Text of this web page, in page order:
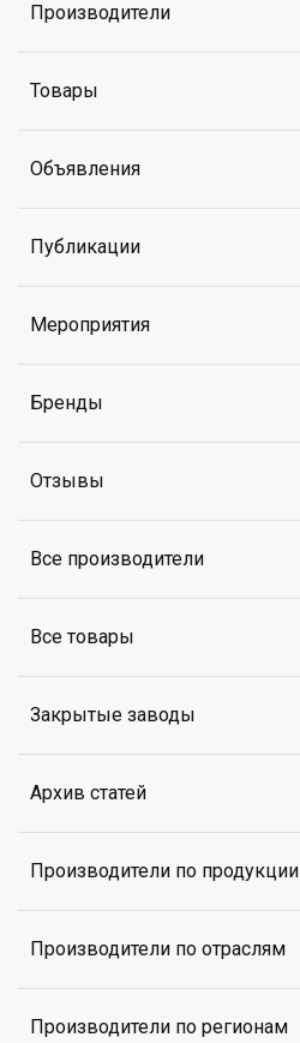
Производители
Товары
Объявления
Публикации
Мероприятия
Бренды
Отзывы
Все производители
Все товары
Закрытые заводы
Архив статей
Производители по продукции
Производители по отраслям
Производители по регионам